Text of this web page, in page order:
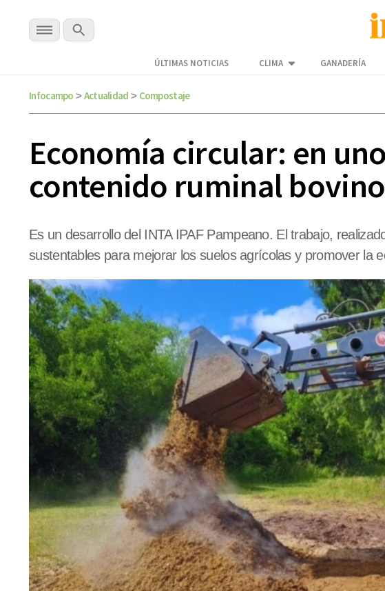
ÚLTIMAS NOTICIAS CLIMA GANADERÍA
Infocampo > Actualidad > Compostaje
Economía circular: en
contenido ruminal
Es un desarrollo del INTA IPAF Pampeano. El trabajo,
sustentables para mejorar los suelos agrícolas y promover la